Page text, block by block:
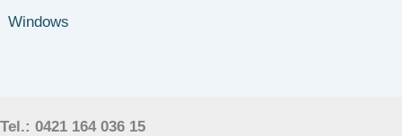
Windows
Tel.: 0421 164 036 15